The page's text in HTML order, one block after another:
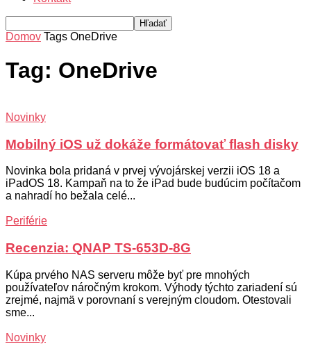
Domov Tags OneDrive
Tag: OneDrive
Novinky
Mobilný iOS už dokáže formátovať flash disky
Novinka bola pridaná v prvej vývojárskej verzii iOS 18 a
iPadOS 18. Kampaň na to že iPad bude budúcim počítačom
a nahradí ho bežala celé...
Periférie
Recenzia: QNAP TS-653D-8G
Kúpa prvého NAS serveru môže byť pre mnohých
používateľov náročným krokom. Výhody týchto zariadení sú
zrejmé, najmä v porovnaní s verejným cloudom. Otestovali
sme...
Novinky